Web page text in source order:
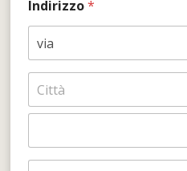
Indirizzo*
Città